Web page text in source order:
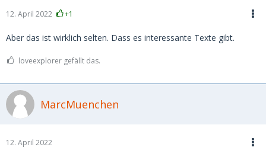
12. April 2022 +1
Aber das ist wirklich selten. Dass es interessante Texte gibt.
loveexplorer gefällt das.
MarcMuenchen
12. April 2022